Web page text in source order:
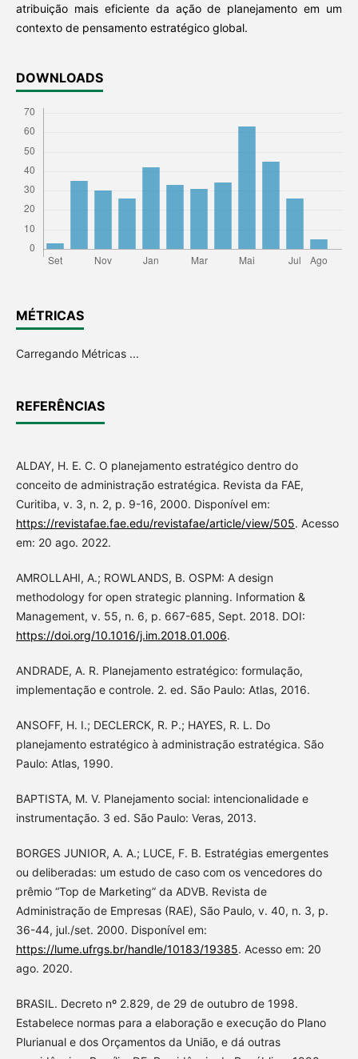
atribuição mais eficiente da ação de planejamento em um
contexto de pensamento estratégico global.
DOWNLOADS
MÉTRICAS
Carregando Métricas ...
REFERÊNCIAS
ALDAY, H. E. C. O planejamento estratégico dentro do
conceito de administração estratégica. Revista da FAE,
Curitiba, v. 3, n. 2, p. 9-16, 2000. Disponível em:
https://revistafae.fae.edu/revistafae/article/view/505. Acesso
em: 20 ago. 2022.
AMROLLAHI, A.; ROWLANDS, B. OSPM: A design
methodology for open strategic planning. Information &
Management, v. 55, n. 6, p. 667-685, Sept. 2018. DOI:
https://doi.org/10.1016/j.im.2018.01.006.
ANDRADE, A. R. Planejamento estratégico: formulação,
implementação e controle. 2. ed. São Paulo: Atlas, 2016.
ANSOFF, H. I.; DECLERCK, R. P.; HAYES, R. L. Do
planejamento estratégico à administração estratégica. São
Paulo: Atlas, 1990.
BAPTISTA, M. V. Planejamento social: intencionalidade e
instrumentação. 3 ed. São Paulo: Veras, 2013.
BORGES JUNIOR, A. A.; LUCE, F. B. Estratégias emergentes
ou deliberadas: um estudo de caso com os vencedores do
prêmio “Top de Marketing” da ADVB. Revista de
Administração de Empresas (RAE), São Paulo, v. 40, n. 3, p.
36-44, jul./set. 2000. Disponível em:
https://lume.ufrgs.br/handle/10183/19385. Acesso em: 20
ago. 2020.
BRASIL. Decreto nº 2.829, de 29 de outubro de 1998.
Estabelece normas para a elaboração e execução do Plano
Plurianual e dos Orçamentos da União, e dá outras